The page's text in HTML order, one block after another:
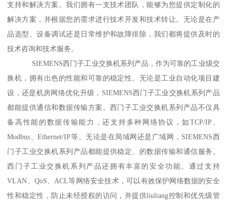
支持和解决方案。我们拥有一支技术团队，能够为您提供定制化的
解决方案，并根据您的需求进行技术开发和技术转让。无论是在产
品选型、设备调试还是日常维护和故障排除，我们都将提供及时的
技术咨询和技术服务。
SIEMENS西门子工业交换机系列产品，作为可靠的工业级交
换机，拥有出色的性能和可靠的稳定性。无论是工业自动化项目建
设，还是机房网络优化升级，SIEMENS西门子工业交换机系列产品
都能提供通信和数据传输方案。西门子工业交换机系列产品不仅具
备高性能的数据传输能力，还支持多种网络协议，如TCP/IP、
Modbus、Ethernet/IP等。无论是在局域网还是广域网，SIEMENS西
门子工业交换机系列产品都能提供稳定、的数据传输和通信服务。
西门子工业交换机系列产品还拥有丰富的安全功能。通过支持
VLAN、QoS、ACL等网络安全技术，可以有效保护网络数据的安全
性和稳定性，防止未经授权的访问，并提供liuliang控制和优先级管